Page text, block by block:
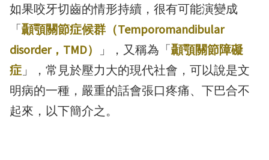
如果咬牙切齒的情形持續，很有可能演變成
「顳顎關節症候群（Temporomandibular
disorder，TMD）
」，又稱為「顳顎關節障礙
症 」，常見於壓力大的現代社會，可以說是文
明病的一種，嚴重的話會張口疼痛、下巴合不
起來，以下簡介之。